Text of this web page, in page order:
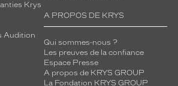
Krys
Audition
A PROPOS DE KRYS
Qui sommes-nous ?
Les preuves de la confiance
Espace Presse
A propos de KRYS GROUP
La Fondation KRYS GROUP